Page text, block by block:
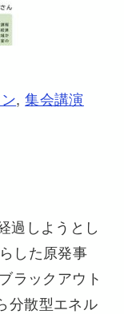
,集会講演
過しようとし
した原発事
ラックアウト
分散型エネル